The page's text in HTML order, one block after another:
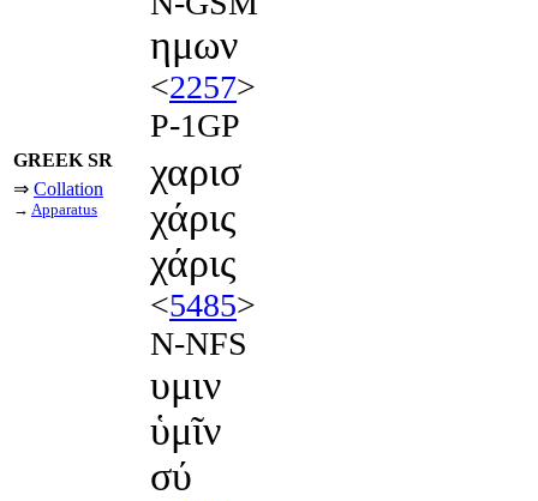
ημων
<2257>
P-1GP
GREEK SR
⇒ Collation
→ Apparatus
χαρισ
χάρις
χάρις
<5485>
N-NFS
υμιν
ὑμῖν
σύ